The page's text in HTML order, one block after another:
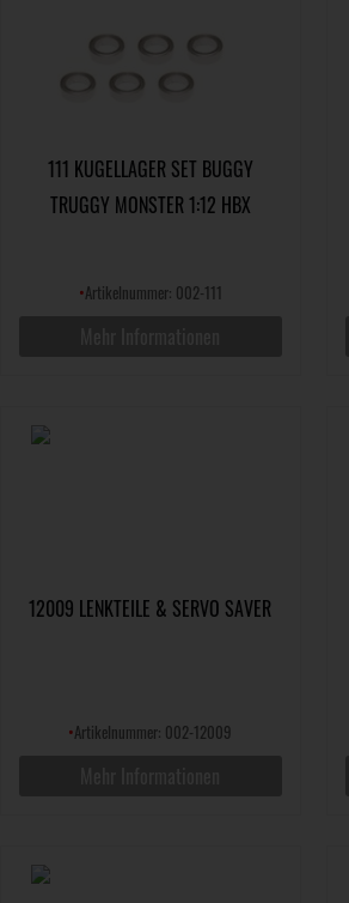
111 KUGELLAGER SET BUGGY
TRUGGY MONSTER 1:12 HBX
•Artikelnummer: 002-111
12009 LENKTEILE & SERVO SAVER
•Artikelnummer: 002-12009